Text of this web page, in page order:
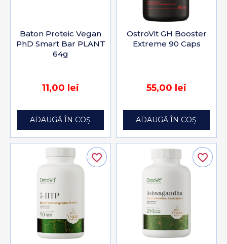
Baton Proteic Vegan
PhD Smart Bar PLANT
64g
11,00 lei
ADAUGĂ ÎN COȘ
OstroVit GH Booster
Extreme 90 Caps
55,00 lei
ADAUGĂ ÎN COȘ
favorite_border favorite_border